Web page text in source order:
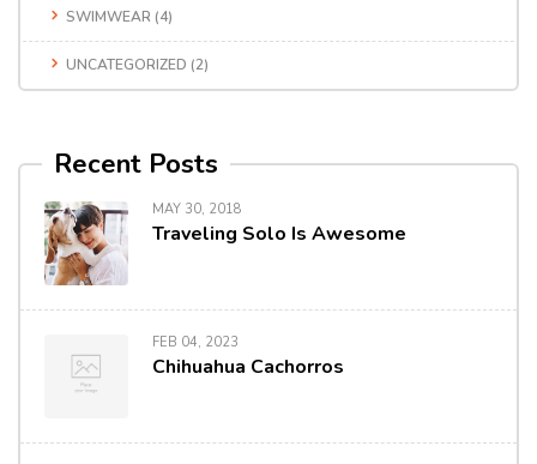
SWIMWEAR (4)
UNCATEGORIZED (2)
Recent Posts
MAY 30, 2018
Traveling Solo Is Awesome
FEB 04, 2023
Chihuahua Cachorros